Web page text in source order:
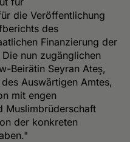
die Veröffentlichung
des
Finanzierung der
nun zugänglichen
Beirätin Seyran Ateş,
Auswärtigen Amtes,
mit engen
Muslimbrüderschaft
der konkreten